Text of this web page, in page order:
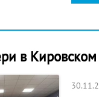
в Кировском